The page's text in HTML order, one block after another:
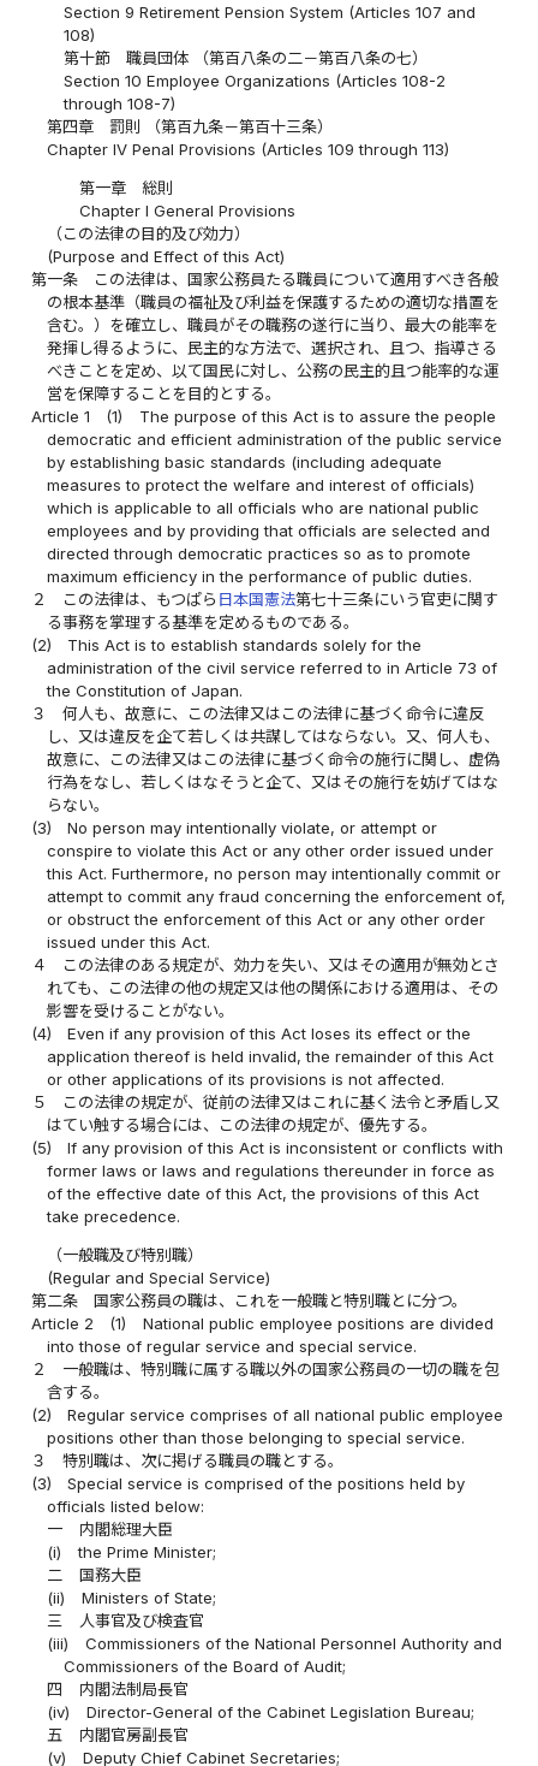
Section 9 Retirement Pension System (Articles 107 and
108)
第十節 職員団体 （第百八条の二－第百八条の七）
Section 10 Employee Organizations (Articles 108-2
through 108-7)
第四章 罰則 （第百九条－第百十三条）
Chapter IV Penal Provisions (Articles 109 through 113)
第一章 総則
Chapter I General Provisions
（この法律の目的及び効力）
(Purpose and Effect of this Act)
第一条
この法律は、国家公務員たる職員について適用すべき各般
の根本基準（職員の福祉及び利益を保護するための適切な措置を
含む。）を確立し、職員がその職務の遂行に当り、最大の能率を
発揮し得るように、民主的な方法で、選択され、且つ、指導さる
べきことを定め、以て国民に対し、公務の民主的且つ能率的な運
営を保障することを目的とする。
Article 1
(1)
The purpose of this Act is to assure the people
democratic and efficient administration of the public service
by establishing basic standards (including adequate
measures to protect the welfare and interest of officials)
which is applicable to all officials who are national public
employees and by providing that officials are selected and
directed through democratic practices so as to promote
maximum efficiency in the performance of public duties.
２
この法律は、もつぱら 日本国憲法第七十三条にいう官吏に関す
る事務を掌理する基準を定めるものである。
(2)
This Act is to establish standards solely for the
administration of the civil service referred to in Article 73 of
the Constitution of Japan.
３
何人も、故意に、この法律又はこの法律に基づく命令に違反
し、又は違反を企て若しくは共謀してはならない。又、何人も、
故意に、この法律又はこの法律に基づく命令の施行に関し、虚偽
行為をなし、若しくはなそうと企て、又はその施行を妨げてはな
らない。
(3)
No person may intentionally violate, or attempt or
conspire to violate this Act or any other order issued under
this Act. Furthermore, no person may intentionally commit or
attempt to commit any fraud concerning the enforcement of,
or obstruct the enforcement of this Act or any other order
issued under this Act.
４
この法律のある規定が、効力を失い、又はその適用が無効とさ
れても、この法律の他の規定又は他の関係における適用は、その
影響を受けることがない。
(4)
Even if any provision of this Act loses its effect or the
application thereof is held invalid, the remainder of this Act
or other applications of its provisions is not affected.
５
この法律の規定が、従前の法律又はこれに基く法令と矛盾し又
はてい触する場合には、この法律の規定が、優先する。
(5)
If any provision of this Act is inconsistent or conflicts with
former laws or laws and regulations thereunder in force as
of the effective date of this Act, the provisions of this Act
take precedence.
（一般職及び特別職）
(Regular and Special Service)
第二条
国家公務員の職は、これを一般職と特別職とに分つ。
Article 2
(1)
National public employee positions are divided
into those of regular service and special service.
２
一般職は、特別職に属する職以外の国家公務員の一切の職を包
含する。
(2)
Regular service comprises of all national public employee
positions other than those belonging to special service.
３
特別職は、次に掲げる職員の職とする。
(3)
Special service is comprised of the positions held by
officials listed below:
一
内閣総理大臣
(i)
the Prime Minister;
二
国務大臣
(ii)
Ministers of State;
三
人事官及び検査官
(iii)
Commissioners of the National Personnel Authority and
Commissioners of the Board of Audit;
四
内閣法制局長官
(iv)
Director-General of the Cabinet Legislation Bureau;
五
内閣官房副長官
(v)
Deputy Chief Cabinet Secretaries;